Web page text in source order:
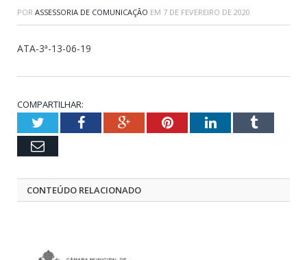
POR ASSESSORIA DE COMUNICAÇÃO EM 7 DE FEVEREIRO DE 2020
ATA-3ª-13-06-19
COMPARTILHAR:
TwitterFacebookGoogle+PinterestLinkedInTumblr
Email
CONTEÚDO RELACIONADO